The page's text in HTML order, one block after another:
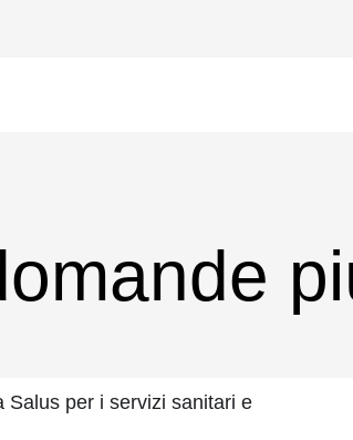
Salus per i servizi sanitari e